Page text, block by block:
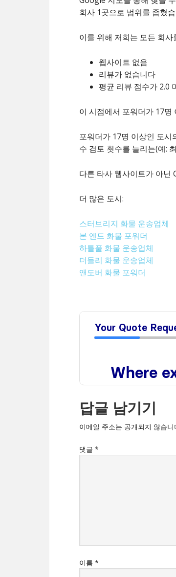
회사 1곳으로 범위를 좁혔
이를 위해 저희는 모든 회사
웹사이트 없음
리뷰가 없습니다
평균 리뷰 점수가 2.0
이 시점에서 포워더가 17명
포워더가 17명 이상인 도시
수 검토 횟수를 늘리는(예:
다른 타사 웹사이트가 아닌
더 많은 도시:
스터브리지 화물 운송업체
본 엔드 화물 포워더
하틀풀 화물 운송업체
더들리 화물 운송업체
앤도버 화물 포워더
답글 남기기
이메일 주소는 공개되지 않습니
댓글 *
이름 *